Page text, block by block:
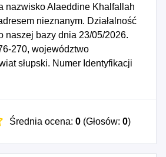
nazwisko Alaeddine Khalfallah
nieznanym. Działalność
naszej bazy dnia 23/05/2026.
270, województwo
słupski. Numer Identyfikacji
8393161105, a numer
przypada na dzień
Średnia ocena: 0 (Głosów: 0)